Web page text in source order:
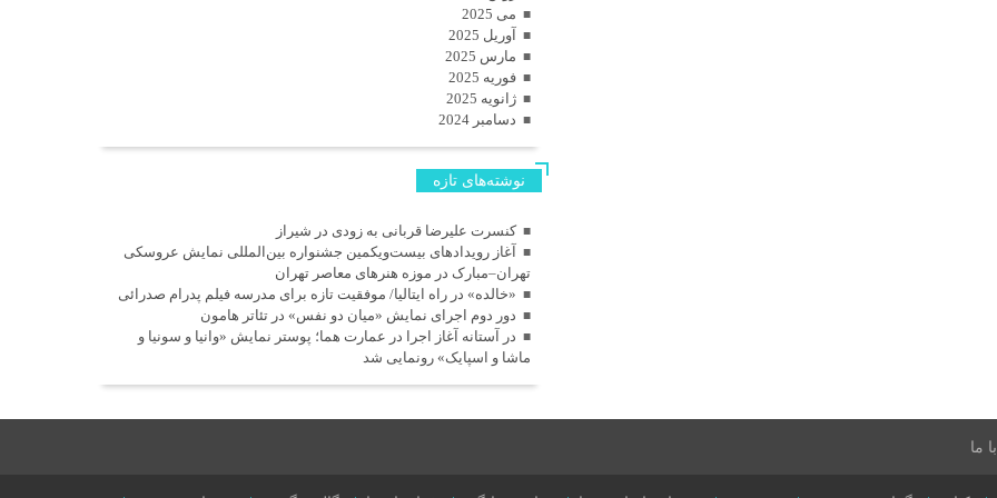
می 2025
آوریل 2025
مارس 2025
فوریه 2025
ژانویه 2025
دسامبر 2024
نوشته‌های تازه
کنسرت علیرضا قربانی به زودی در شیراز
آغاز رویدادهای بیست‌ویکمین جشنواره بین‌المللی نمایش عروسکی
تهران–مبارک در موزه هنرهای معاصر تهران
«خالده» در راه ایتالیا/ موفقیت تازه برای مدرسه فیلم پدرام صدرائی
دور دوم اجرای نمایش «میان دو نفس» در تئاتر هامون
در آستانه آغاز اجرا در عمارت هما؛ پوستر نمایش «وانیا و سونیا و
ماشا و اسپایک» رونمایی شد
ما